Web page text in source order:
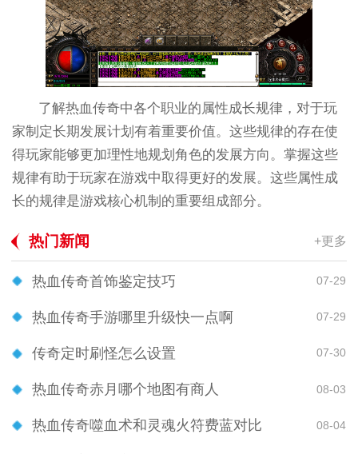
了解热血传奇中各个职业的属性成长规律，对于玩
家制定长期发展计划有着重要价值。这些规律的存在使
得玩家能够更加理性地规划角色的发展方向。掌握这些
规律有助于玩家在游戏中取得更好的发展。这些属性成
长的规律是游戏核心机制的重要组成部分。
热门新闻 +更多
热血传奇首饰鉴定技巧 07-29
热血传奇手游哪里升级快一点啊 07-29
传奇定时刷怪怎么设置 07-30
热血传奇赤月哪个地图有商人 08-03
热血传奇噬血术和灵魂火符费蓝对比 08-04